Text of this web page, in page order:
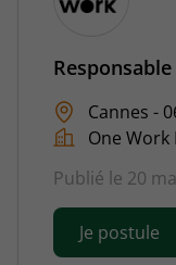
Cannes -
One Work
Publié le 20
Je postule